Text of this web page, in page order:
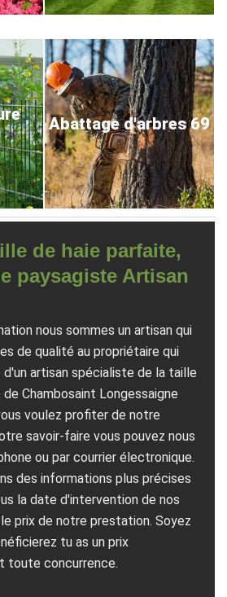
Abattage d'arbres 69
de haie parfaite,
paysagiste Artisan
nous sommes un artisan qui
de qualité au propriétaire qui
artisan spécialiste de la taille
Chambosaint Longessaigne
voulez profiter de notre
savoir-faire vous pouvez nous
ou par courrier électronique.
des informations plus précises
la date d'intervention de nos
prix de notre prestation. Soyez
tu as un prix
toute concurrence.